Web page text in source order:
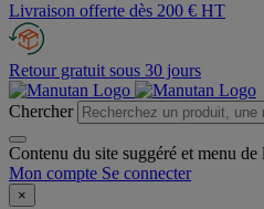
Livraison offerte dès 200 € HT
Retour gratuit sous 30 jours
Chercher
Contenu du site suggéré et menu
Mon compte Se connecter
×